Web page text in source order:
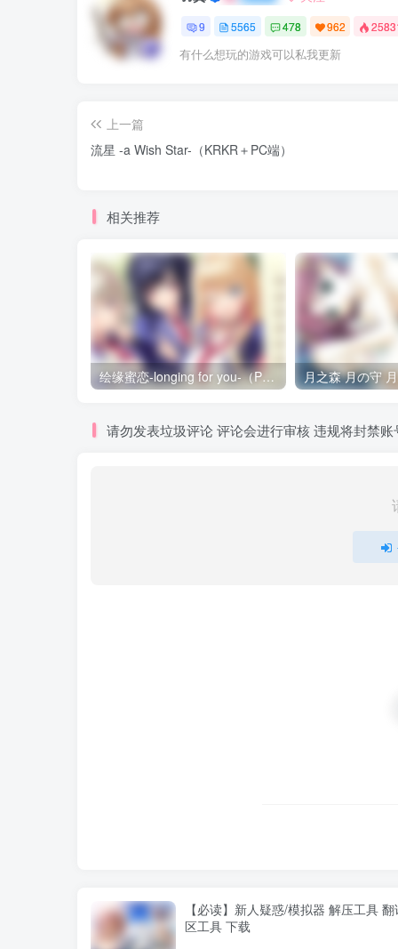
9 5565 478 962
有什么想玩的游戏可以私我更新
上一篇
流星 -a Wish Star-（KRKR＋PC端）
相关推荐
绘缘蜜恋-longing for you-（PC端） 月之森 月の守
请勿发表垃圾评论 评论会进行审核 违规将封禁
【必读】新人疑惑/模拟器 解压工具
区工具 下载